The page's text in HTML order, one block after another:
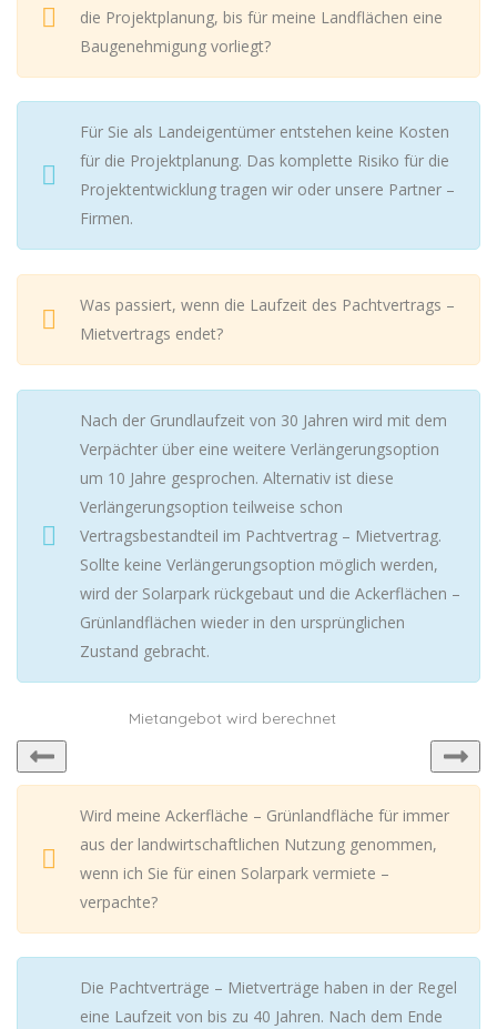
die Projektplanung, bis für meine Landflächen eine
Baugenehmigung vorliegt?
Für Sie als Landeigentümer entstehen keine Kosten
für die Projektplanung. Das komplette Risiko für die
Projektentwicklung tragen wir oder unsere Partner –
Firmen.
Was passiert, wenn die Laufzeit des Pachtvertrags –
Mietvertrags endet?
Nach der Grundlaufzeit von 30 Jahren wird mit dem
Verpächter über eine weitere Verlängerungsoption
um 10 Jahre gesprochen. Alternativ ist diese
Verlängerungsoption teilweise schon
Vertragsbestandteil im Pachtvertrag – Mietvertrag.
Sollte keine Verlängerungsoption möglich werden,
wird der Solarpark rückgebaut und die Ackerflächen –
Grünlandflächen wieder in den ursprünglichen
Zustand gebracht.
Mietangebot wird berechnet
Wird meine Ackerfläche – Grünlandfläche für immer
aus der landwirtschaftlichen Nutzung genommen,
wenn ich Sie für einen Solarpark vermiete –
verpachte?
Die Pachtverträge – Mietverträge haben in der Regel
eine Laufzeit von bis zu 40 Jahren. Nach dem Ende